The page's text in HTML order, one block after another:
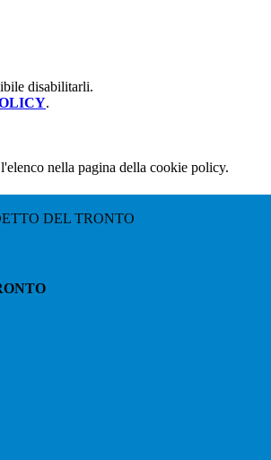
disabilitarli.
.
nella pagina della cookie policy.
DEL TRONTO